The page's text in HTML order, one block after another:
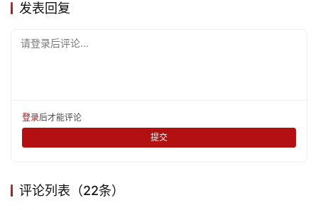
情
育
娱
乐
发表回复
请登录后评论...
登录后才能评论
提交
评论列表（22条）